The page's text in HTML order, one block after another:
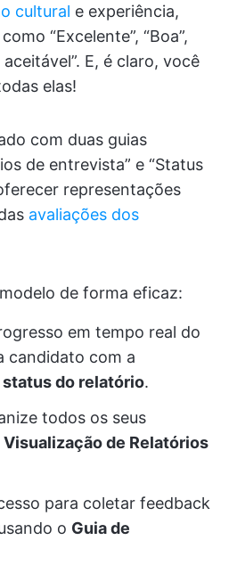
cultural e experiência,
“Excelente”, “Boa”,
aceitável”. E, é claro, você
elas!
com duas guias
de entrevista” e “Status
representações
avaliações dos
de forma eficaz:
em tempo real do
candidato com a
do relatório.
todos os seus
Visualização de Relatórios
para coletar feedback
o Guia de